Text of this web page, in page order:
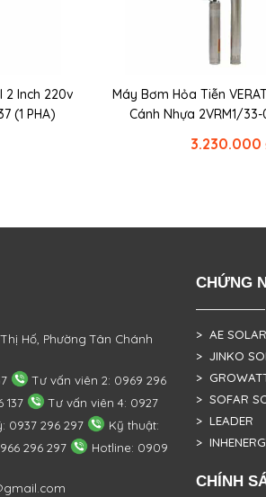
2 Inch 220v
(1 PHA)
Máy Bơm Hỏa Tiễn
Cánh Nhựa 2VRM1/33-
3.230.000
Hố, PhườngTân Chánh
Tư vấn viên 2: 0969 296
137
Tư vấn viên 4: 0927
0937 296 297
Kỹ thuật:
296 297
Hotline: 0909
CHỨNG
> AE SOLAR
> JINKO
>
> SOFAR
> LEADER
>
CHÍNH